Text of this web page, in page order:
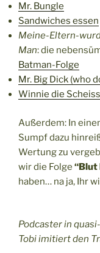
Mr. Bungle
Sandwiches essen
Meine-Eltern-
Man: die
Batman-Folge
Mr. Big Dick (who
Winnie die
Außerdem: In
Sumpf dazu
Wertung zu
wir die Folge “Blut
haben… na ja, Ihr
Podcaster in
Tobi imitiert den